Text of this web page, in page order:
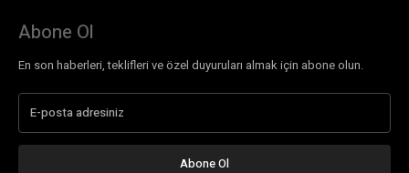
Abone Ol
En son haberleri, teklifleri ve özel duyuruları almak için abone olun.
Abone Ol